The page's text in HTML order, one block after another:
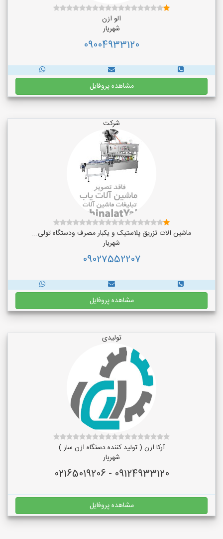
الو ازن
شهریار
09004933120
مشاهده پروفایل
شرکت
ماشین الات تزریق پلاستیک و یکبار مصرف ودستگاه تولی...
شهریار
09027552207
مشاهده پروفایل
تولیدی
آرکا ازن ( تولید کننده دستگاه ازن ساز )
شهریار
09124933120 - 02165019206
مشاهده پروفایل